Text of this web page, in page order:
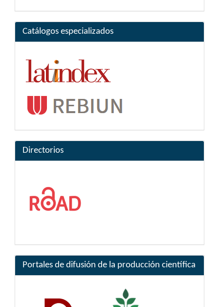
Catálogos especializados
Directorios
Portales de difusión de la producción científica